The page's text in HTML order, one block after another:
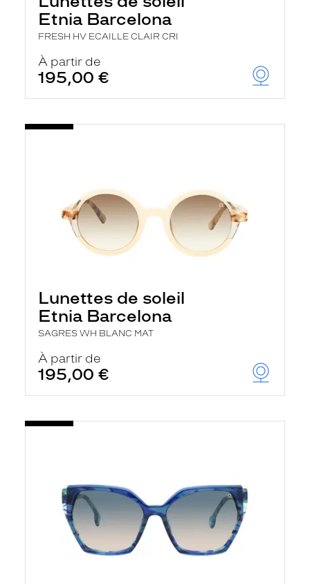
Etnia Barcelona
FRESH HV ECAILLE CLAIR CRI
À partir de
195,00 €
Lunettes de soleil
Etnia Barcelona
SAGRES WH BLANC MAT
À partir de
195,00 €